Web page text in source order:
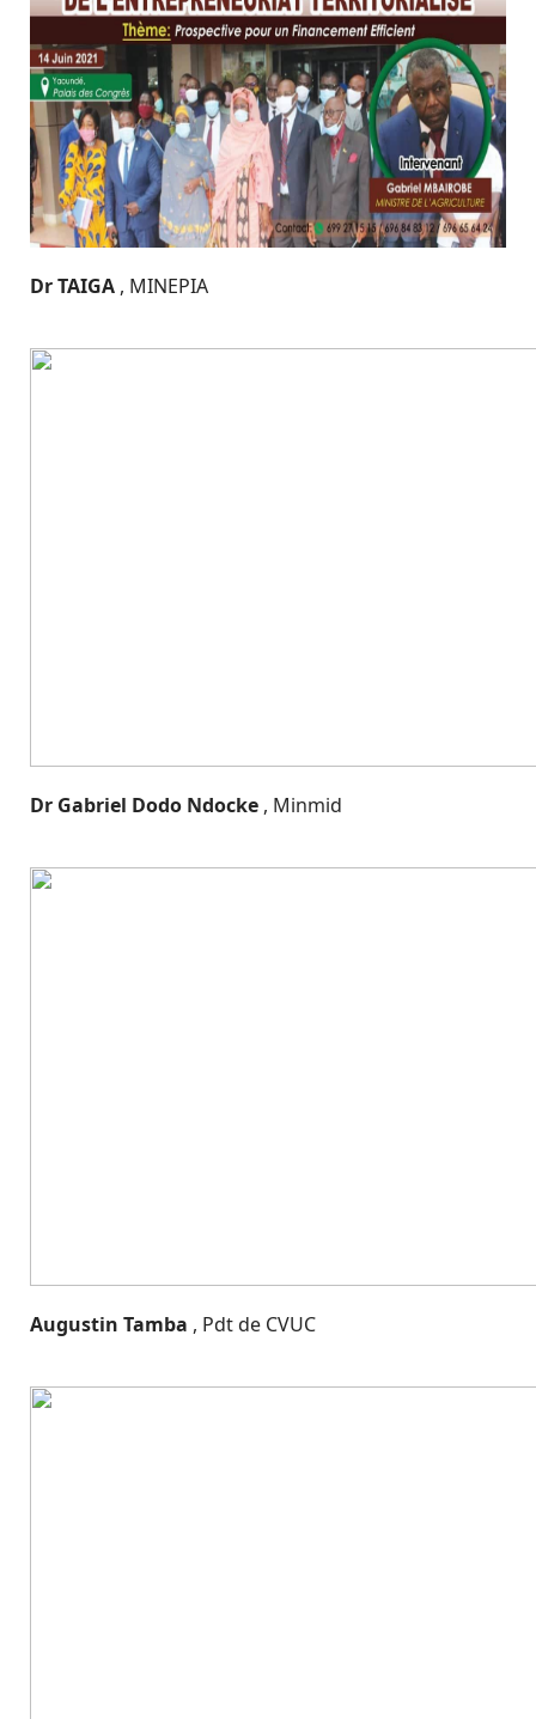
Dr TAIGA , MINEPIA
Dr Gabriel Dodo Ndocke , Minmid
Augustin Tamba , Pdt de CVUC